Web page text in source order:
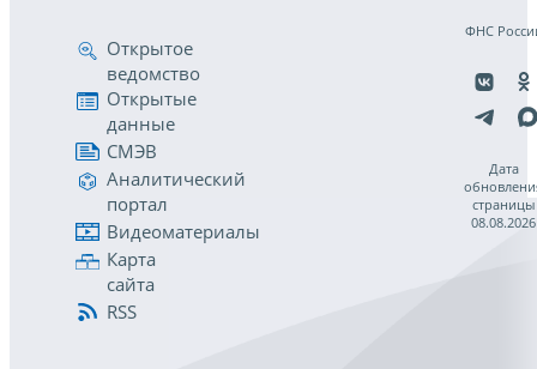
Открытое
ведомство
Открытые
данные
СМЭВ
Аналитический
портал
Видеоматериалы
Карта
сайта
RSS
ФНС
Дата
страницы
08.08.2026